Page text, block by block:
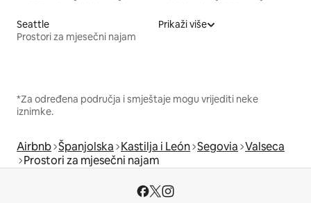
Seattle
Prostori za mjesečni najam
Prikaži više
*Za određena područja i smještaje mogu vrijediti neke
iznimke.
Airbnb Španjolska Kastilja i León Segovia Valseca
Prostori za mjesečni najam